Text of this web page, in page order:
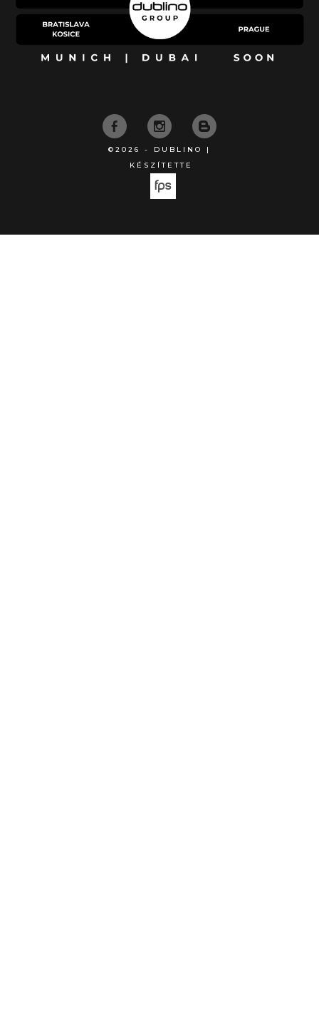
©2026 - DUBLINO |
KÉSZÍTETTE